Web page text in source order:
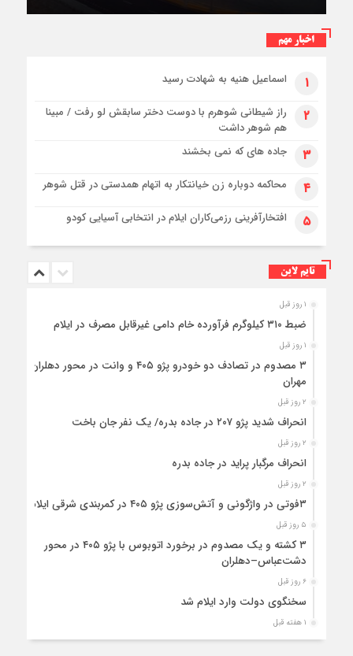
اخبار مهم
۱ اسماعیل هنیه به شهادت رسید
۲
راز شیطانی شوهرم با دوست دختر سابقش لو رفت / مبینا
هم شوهر داشت
۳ جاده های که نمی بخشند
۴ محاکمه دوباره زن خیانتکار به اتهام همدستی در قتل شوهر
۵ افتخارآفرینی رزمی‌کاران ایلام در انتخابی آسیایی کودو
تایم لاین
۱ روز قبل
ضبط ۳۱۰ کیلوگرم فرآورده خام دامی غیرقابل مصرف در ایلام
۱ روز قبل
۳ مصدوم در تصادف دو خودرو پژو ۴۰۵ و وانت در محور دهلران-
مهران
۲ روز قبل
انحراف شدید پژو ۲۰۷ در جاده بدره/ یک نفر جان باخت
۲ روز قبل
انحراف مرگبار پراید در جاده بدره
۲ روز قبل
۳فوتی در واژگونی و آتش‌سوزی پژو ۴۰۵ در کمربندی شرقی ایلام
۵ روز قبل
۳ کشته و یک مصدوم در برخورد اتوبوس با پژو ۴۰۵ در محور
دشت‌عباس–دهلران
۶ روز قبل
سخنگوی دولت وارد ایلام شد
۱ هفته قبل
استقرار ۷۱۴ دستگاه اتوبوس در پایانه برکت مهران برای بازگشت